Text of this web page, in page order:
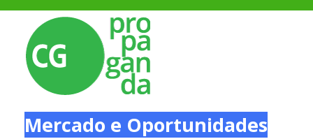
Mercado e Oportunidades